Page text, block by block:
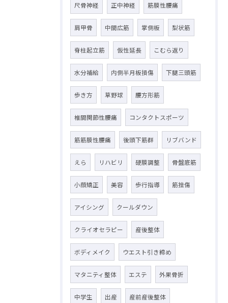
尺骨神経 正中神経 筋膜性腰痛
肩甲骨 中間広筋 掌側板 梨状筋
脊柱起立筋 仮性延長 こむら返り
水分補給 内側半月板損傷 下腿三頭筋
歩き方 草野球 腰方形筋
椎間関節性腰痛 コンタクトスポーツ
筋筋膜性腰痛 後頭下筋群 リブバンド
えら リハビリ 硬膜調整 骨盤底筋
小顔矯正 美容 歩行指導 筋挫傷
アイシング クールダウン
クライオセラピー 産後整体
ボディメイク ウエスト引き締め
マタニティ整体 エステ 外果骨折
中学生 出産 産前産後整体